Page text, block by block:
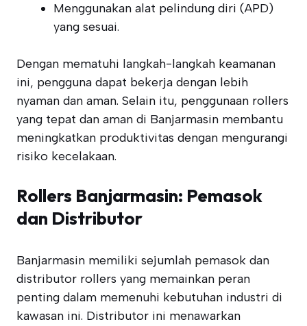
Menggunakan alat pelindung diri (APD)
yang sesuai.
Dengan mematuhi langkah-langkah keamanan
ini, pengguna dapat bekerja dengan lebih
nyaman dan aman. Selain itu, penggunaan rollers
yang tepat dan aman di Banjarmasin membantu
meningkatkan produktivitas dengan mengurangi
risiko kecelakaan.
Rollers Banjarmasin: Pemasok
dan Distributor
Banjarmasin memiliki sejumlah pemasok dan
distributor rollers yang memainkan peran
penting dalam memenuhi kebutuhan industri di
kawasan ini. Distributor ini menawarkan